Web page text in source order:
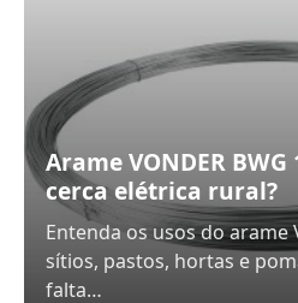
Arame VONDER
cerca elétrica rural?
Entenda os usos do arame
sítios, pastos, hortas e
falta…